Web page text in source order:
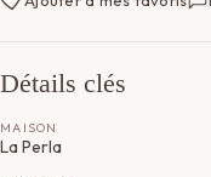
La
Détails clés
MAISON
La Perla